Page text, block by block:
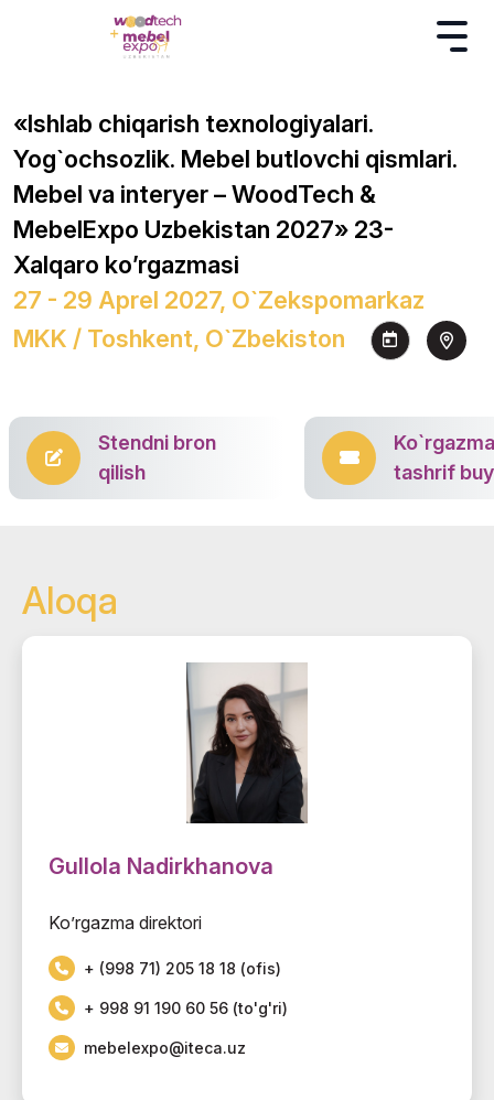
«Ishlab chiqarish texnologiyalari.
Yog`ochsozlik. Mebel butlovchi qismlari.
Mebel va interyer – WoodTech &
MebelExpo Uzbekistan 2027» 23-
Xalqaro ko’rgazmasi
27 - 29 Aprel 2027, O`zekspomarkaz
MKK / Toshkent, O`zbekiston
Stendni bron
qilish
tashrif
Aloqa
Gullola Nadirkhanova
Ko’rgazma direktori
+ (998 71) 205 18 18 (ofis)
+ 998 91 190 60 56 (to'g'ri)
mebelexpo@iteca.uz